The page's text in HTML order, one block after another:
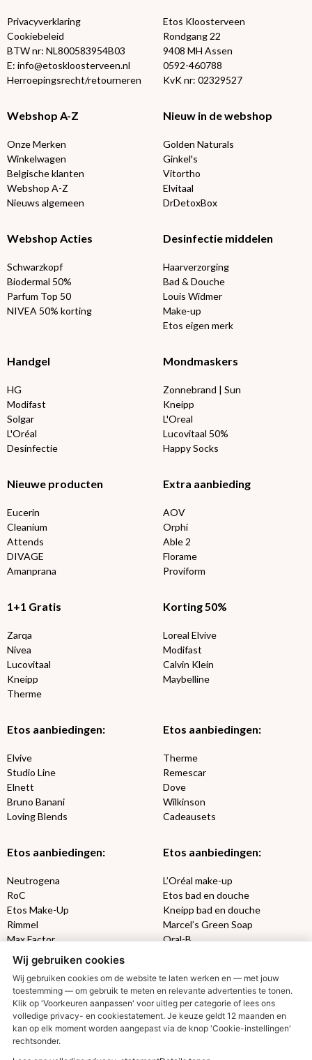
Privacyverklaring
Cookiebeleid
BTW nr: NL800583954B03
E: info@etoskloosterveen.nl
Herroepingsrecht/retourneren
Etos Kloosterveen
Rondgang 22
9408 MH Assen
0592-460788
KvK nr: 02329527
Webshop A-Z
Onze Merken
Winkelwagen
Belgische klanten
Webshop A-Z
Nieuws algemeen
Nieuw in de webshop
Golden Naturals
Ginkel's
Vitortho
Elvitaal
DrDetoxBox
Webshop Acties
Schwarzkopf
Biodermal 50%
Parfum Top 50
NIVEA 50% korting
Desinfectie middelen
Haarverzorging
Bad & Douche
Louis Widmer
Make-up
Etos eigen merk
Handgel
HG
Modifast
Solgar
L'Oréal
Desinfectie
Mondmaskers
Zonnebrand | Sun
Kneipp
L'Oreal
Lucovitaal 50%
Happy Socks
Nieuwe producten
Eucerin
Cleanium
Attends
DIVAGE
Amanprana
Extra aanbieding
AOV
Orphi
Able 2
Florame
Proviform
1+1 Gratis
Zarqa
Nivea
Lucovitaal
Kneipp
Therme
Korting 50%
Loreal Elvive
Modifast
Calvin Klein
Maybelline
Etos aanbiedingen:
Elvive
Studio Line
Elnett
Bruno Banani
Loving Blends
Etos aanbiedingen:
Therme
Remescar
Dove
Wilkinson
Cadeausets
Etos aanbiedingen:
Neutrogena
RoC
Etos Make-Up
Rimmel
Max Factor
Etos aanbiedingen:
L’Oréal make-up
Etos bad en douche
Kneipp bad en douche
Marcel’s Green Soap
Oral-B
Etos aanbiedingen:
Aussie
Gillette
Gezichtsverzorging
Wella
DETOXEN
Always
Libresse
Gliss Kur
Wij gebruiken cookies
Wij gebruiken cookies om de website te laten werken en — met jouw
toestemming — om gebruik te meten en relevante advertenties te tonen.
Klik op 'Voorkeuren aanpassen' voor uitleg per categorie of lees ons
volledige privacy- en cookiestatement. Je keuze geldt 12 maanden en
kan op elk moment worden aangepast via de knop 'Cookie-instellingen'
rechtsonder.€2,50 korting?